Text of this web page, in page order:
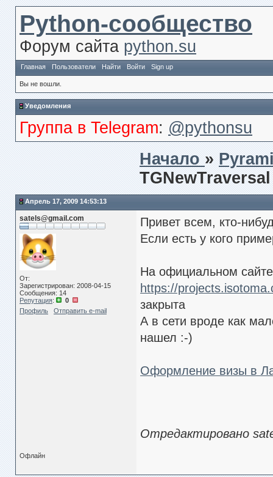
Python-сообщество
Форум сайта python.su
Главная Пользователи Найти Войти Sign up
Вы не вошли.
Уведомления
Группа в Telegram: @pythonsu
Начало»
Апрель 17, 2009 14:53:13
satels@gmail.com
От:
Зарегистрирован: 2008-04-15
Сообщения: 14
Репутация:
0
Профиль
Отправить e-mail
Привет всем, кто-
Если есть у кого
На официальном
https://
закрыта
А в сети вроде как
нашел :-)
Оформление визы в
Отредактировано
Офлайн